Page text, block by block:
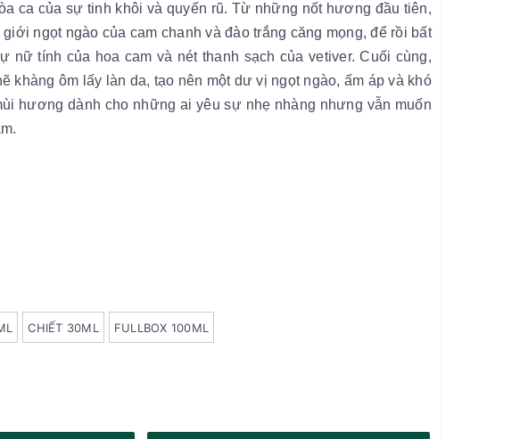
ca của sự tinh khôi và quyến rũ. Từ những nốt hương đầu tiên,
ngọt ngào của cam chanh và đào trắng căng mọng, để rồi bất
nữ tính của hoa cam và nét thanh sạch của vetiver. Cuối cùng,
khàng ôm lấy làn da, tạo nên một dư vị ngọt ngào, ấm áp và khó
hương dành cho những ai yêu sự nhẹ nhàng nhưng vẫn muốn
CHIẾT 30ML FULLBOX 100ML